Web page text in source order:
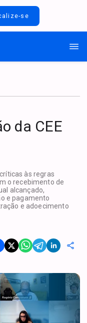
se
da CEE
às regras
o recebimento de
alcançado,
e pagamento
e adoecimento